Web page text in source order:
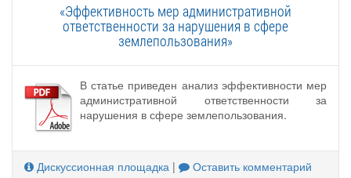
«Эффективность мер административной
ответственности за нарушения в сфере
землепользования»
В статье приведен анализ эффективности мер
административной ответственности за
нарушения в сфере землепользования.
Дискуссионная площадка | Оставить комментарий